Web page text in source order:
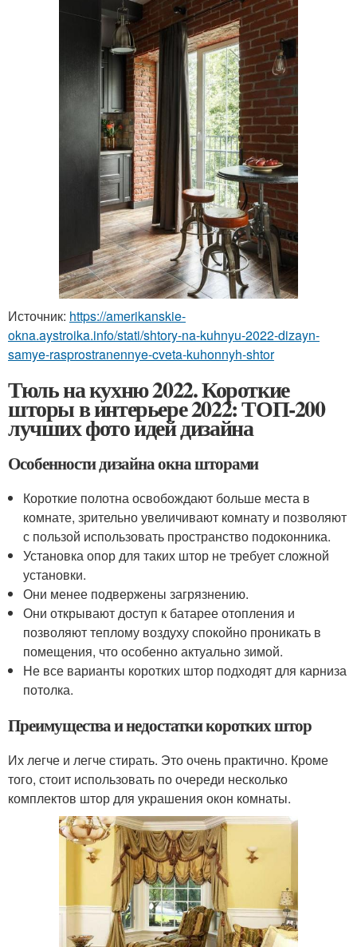
Источник: https://amerikanskie-
okna.aystroika.info/stati/shtory-na-kuhnyu-2022-dizayn-
samye-rasprostranennye-cveta-kuhonnyh-shtor
Тюль на кухню 2022. Короткие
шторы в интерьере 2022: ТОП-200
лучших фото идей дизайна
Особенности дизайна окна шторами
Короткие полотна освобождают больше места в
комнате, зрительно увеличивают комнату и позволяют
с пользой использовать пространство подоконника.
Установка опор для таких штор не требует сложной
установки.
Они менее подвержены загрязнению.
Они открывают доступ к батарее отопления и
позволяют теплому воздуху спокойно проникать в
помещения, что особенно актуально зимой.
Не все варианты коротких штор подходят для карниза
потолка.
Преимущества и недостатки коротких штор
Их легче и легче стирать. Это очень практично. Кроме
того, стоит использовать по очереди несколько
комплектов штор для украшения окон комнаты.